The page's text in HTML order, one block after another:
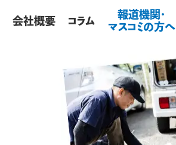
会社概要 コラム
報道機関・
マスコミの方へ